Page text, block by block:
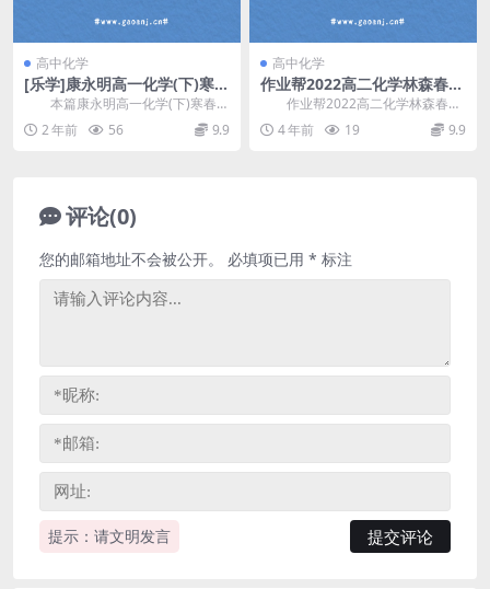
高中化学
[乐学]康永明高一化学(下)寒春
系统直播班 百度网盘分享
本篇康永明高一化学(下)寒春系
统直播班，由乐学高考化学老师 康
永明 讲课，开...
2 年前 56 9.9
高中化学
作业帮2022高二化学林森春季
尖端班（有机）百度网盘分享
作业帮2022高二化学林森春季
尖端班，百度网盘分享高中有机化
学课程10.0G...
4 年前 19 9.9
评论(0)
提示：请文明发言
您的邮箱地址不会被公开。 必填项已用 * 标注